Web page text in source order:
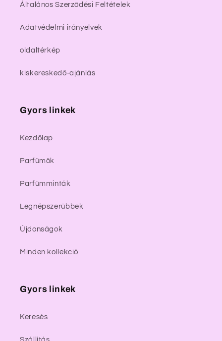
Általános Szerződési Feltételek
Adatvédelmi irányelvek
oldaltérkép
kiskereskedő-ajánlás
Gyors linkek
Kezdőlap
Parfümök
Parfümminták
Legnépszerűbbek
Újdonságok
Minden kollekció
Gyors linkek
Keresés